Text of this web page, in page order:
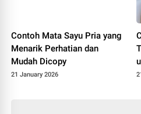
Contoh Mata Sayu Pria yang
Menarik Perhatian dan
Mudah Dicopy
21 January 2026